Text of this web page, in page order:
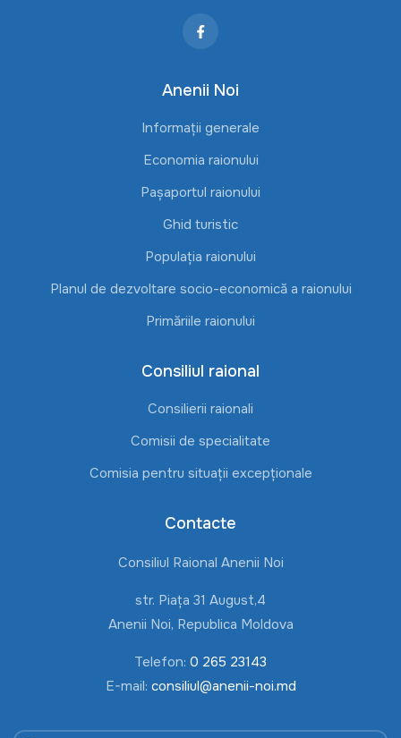
Anenii Noi
Informații generale
Economia raionului
Pașaportul raionului
Ghid turistic
Populația raionului
Planul de dezvoltare socio-economică a raionului
Primăriile raionului
Consiliul raional
Consilierii raionali
Comisii de specialitate
Comisia pentru situații excepționale
Contacte
Consiliul Raional Anenii Noi
str. Piața 31 August,4
Anenii Noi, Republica Moldova
Telefon: 0 265 23143
E-mail: consiliul@anenii-noi.md